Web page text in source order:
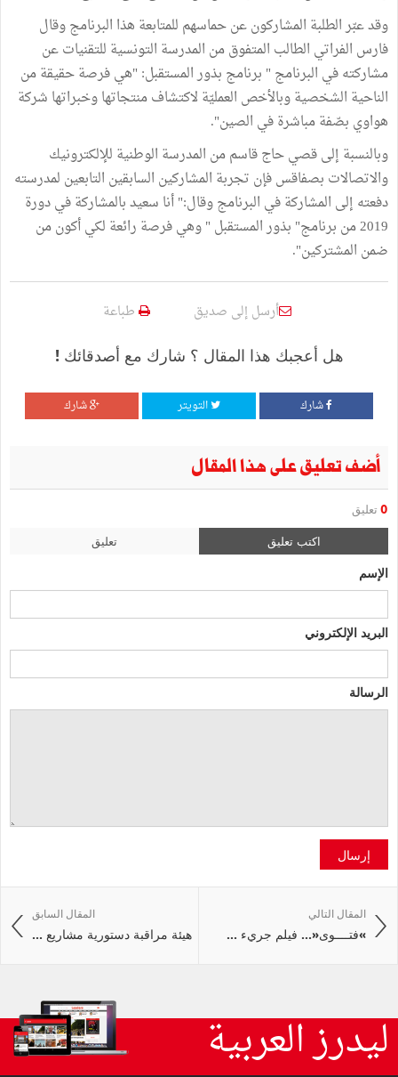
وقد عبّر الطلبة المشاركون عن حماسهم للمتابعة هذا البرنامج وقال
فارس الفراتي الطالب المتفوق من المدرسة التونسية للتقنيات عن
مشاركته في البرنامج " برنامج بذور المستقبل: "هي فرصة حقيقة من
الناحية الشخصية وبالأخص العمليّة لاكتشاف منتجاتها وخبراتها شركة
هواوي بصّفة مباشرة في الصين".
وبالنسبة إلى قصي حاج قاسم من المدرسة الوطنية للإلكترونيك
والاتصالات بصفاقس فإن تجربة المشاركين السابقين التابعين لمدرسته
دفعته إلى المشاركة في البرنامج وقال:" أنا سعيد بالمشاركة في دورة
2019 من برنامج" بذور المستقبل " وهي فرصة رائعة لكي أكون من
ضمن المشتركين".
أرسل إلى صديق طباعة
هل أعجبك هذا المقال ؟ شارك مع أصدقائك !
شارك التويتر شارك
أضف تعليق على هذا المقال
0 تعليق
اكتب تعليق تعليق
الإسم
البريد الإلكتروني
الرسالة
إرسال
المقال السابق
هيئة مراقبة دستورية مشاريع ...
المقال التالي
»فتــــوى«... فيلم جريء ...
ليدرز العربية